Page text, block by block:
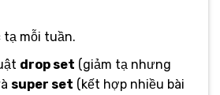
tạ mỗi tuần.
drop set (giảm tạ nhưng
super set (kết hợp nhiều bài